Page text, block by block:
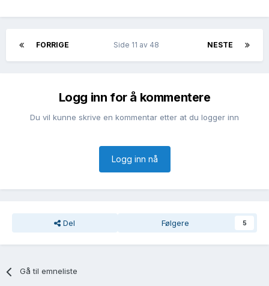
FORRIGE NESTE
Side 11 av 48
Logg inn for å kommentere
Du vil kunne skrive en kommentar etter at du logger inn
Logg inn nå
Del Følgere 5
Gå til emneliste